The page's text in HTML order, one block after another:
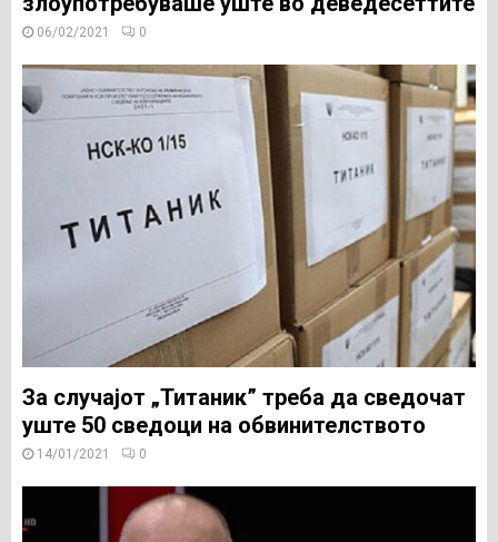
06/02/2021 0
За случајот „Титаник” треба да сведочат
уште 50 сведоци на обвинителството
14/01/2021 0